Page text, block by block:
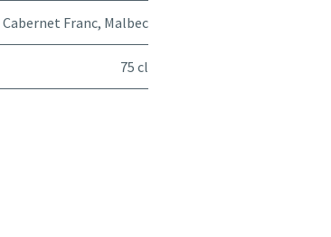
Cabernet Franc, Malbec
75 cl